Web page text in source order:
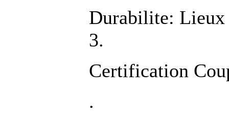
Durabilite: Lieux
3.
Certification
.